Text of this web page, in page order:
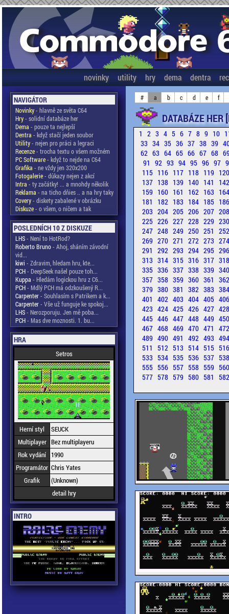
novinky utility hry dema dentra
NAVIGÁTOR
Novinky- hlavně ze světa C64
Hry- solidní databáze her
Dema - pouze ta nejlepší
Dentra - když stačí jeden soubor
Utility- nejen pro práci a legraci
Recenze- trocha textu o všem možném
PC Software- když to nejde na C64
Grafika - ne vždy jen 320x200
Fotogalerie- důkazy nejen z akcí
Intra - ty začátky! ... a mnohdy několik
Reklama - na ticho dňies .. a na hry taky
Covery- diskety zabalené v obrázku
Diskuze- o všem, o ničem a tak
POSLEDNÍCH 10 Z DISKUZE
LHS- Není to HotRod?
Roberto Bruno- Ahoj, sháním závodní
vid...
kiwi - Zdravim, hledam hru, kte...
PCH- DeepSeek našel pouze toh...
Kuppa - Hledám logickou hru z C6...
PCH- Mdlý PCH má odzkoušený R...
Carpenter- Souhlasím s Patrikem a k...
Carpenter- Vše už funguje ke spokoj...
LHS- Nerozporuju. Jen mě poba...
PCH- Mas dve moznosti. 1. bu...
HRA
Setros
Herní styl
SEUCK
Multiplayer Bez multiplayeru
Rok vydání
1990
Programátor Chris Yates
Grafik
(Unknown)
detail hry
INTRO
# a b c d e f
DATABÁZE
1 2 3 4 5 6 7 8 9 10
33 34 35 36 37 38 39
62 63 64 65 66 67 68
91 92 93 94 95 96 97
115 116 117 118 119
137 138 139 140 141
159 160 161 162 163
181
182 183 184 185
203 204 205 206 207
225 226 227 228 229
247 248 249 250 251
269 270 271 272 273
291 292 293 294 295
313 314 315 316 317
335 336 337 338 339
357 358 359 360 361
379 380 381 382 383
401 402 403 404 405
423 424 425 426 427
445 446 447 448 449
467 468 469 470 471
489 490 491 492 493
511 512 513 514 515
533 534 535 536 537
555 556 557 558 559
577 578 579 580 581